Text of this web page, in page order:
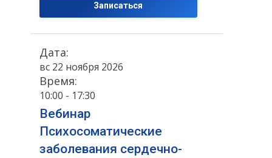
Записаться
Дата:
вс 22 ноября 2026
Время:
10:00 - 17:30
Вебинар
Психосоматические
заболевания сердечно-